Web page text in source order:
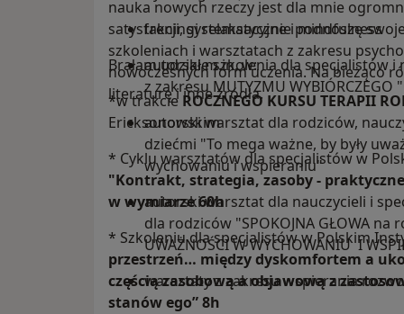
nauka nowych rzeczy jest dla mnie
satysfakcji, systematycznie podnoszę
szkoleniach i warsztatach z zakresu
nowoczesnych form uczenia. Na bieżąco
literaturę i inne źródła.
treningi relaksacyjne i mindfulness
autorskie szkolenia dla specjalistów i
z zakresu MUTYZMU
autorski warsztat dla rodziców,
dziećmi "To mega ważne, by były
wychowaniu i wspieraniu"
autorski warsztat dla nauczycieli i
dla rodziców "SPOKOJNA GŁOWA na
UWAŻNOŚCI W WYCHOWANIU I
warsztaty z zakresu wspierania
Brałam udział m.in. w:
*w trakcie ROCZNEGO KURSU TERAPII
Ericksonowskim
* Cyklu warsztatów dla specjalistów w
"Kontrakt, strategia, zasoby -
w wymiarze 60h
* Szkoleniu dla specjalistów w Polskim
przestrzeń… między dyskomfortem a
częścią zasobową a objawową z
stanów ego” 8h